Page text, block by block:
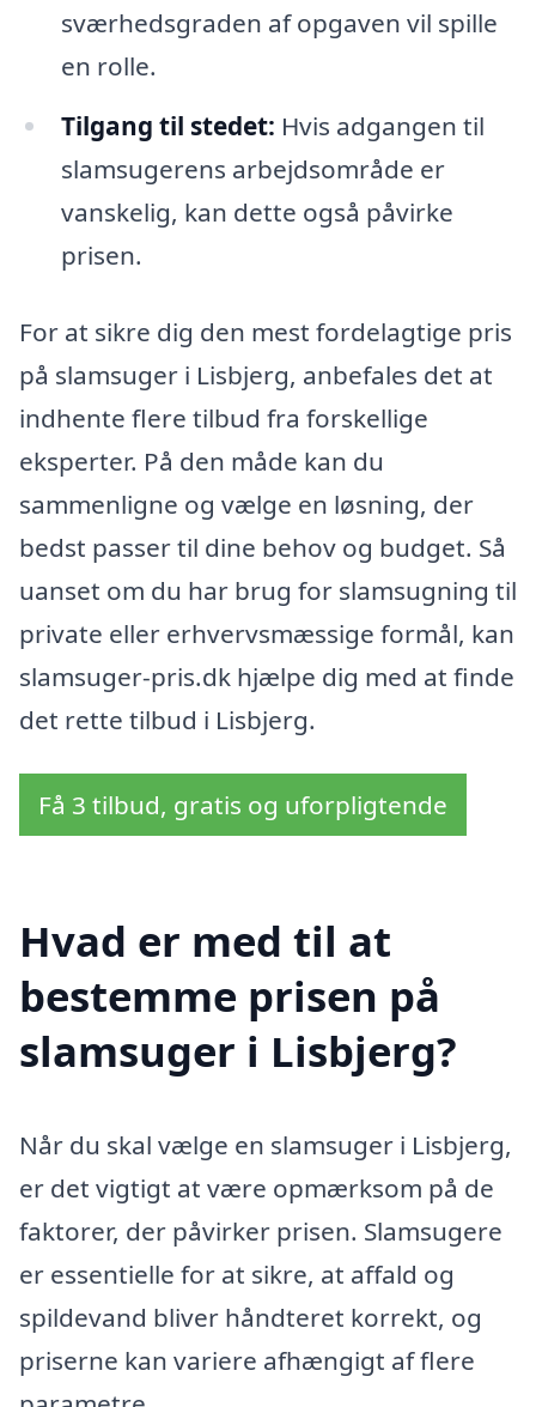
sværhedsgraden af opgaven vil spille
en rolle.
Tilgang til stedet: Hvis adgangen til
slamsugerens arbejdsområde er
vanskelig, kan dette også påvirke
prisen.
For at sikre dig den mest fordelagtige pris
på slamsuger i Lisbjerg, anbefales det at
indhente flere tilbud fra forskellige
eksperter. På den måde kan du
sammenligne og vælge en løsning, der
bedst passer til dine behov og budget. Så
uanset om du har brug for slamsugning til
private eller erhvervsmæssige formål, kan
slamsuger-pris.dk hjælpe dig med at finde
det rette tilbud i Lisbjerg.
Få 3 tilbud, gratis og uforpligtende
Hvad er med til at
bestemme prisen på
slamsuger i Lisbjerg?
Når du skal vælge en slamsuger i Lisbjerg,
er det vigtigt at være opmærksom på de
faktorer, der påvirker prisen. Slamsugere
er essentielle for at sikre, at affald og
spildevand bliver håndteret korrekt, og
priserne kan variere afhængigt af flere